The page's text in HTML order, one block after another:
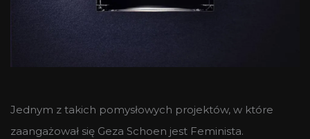
Jednym z takich pomysłowych projektów, w które
zaangażował się Geza Schoen jest Feminista.